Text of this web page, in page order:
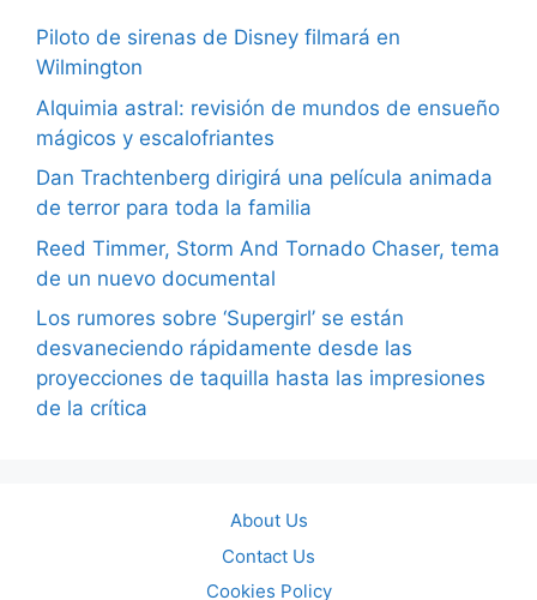
Piloto de sirenas de Disney filmará en
Wilmington
Alquimia astral: revisión de mundos de ensueño
mágicos y escalofriantes
Dan Trachtenberg dirigirá una película animada
de terror para toda la familia
Reed Timmer, Storm And Tornado Chaser, tema
de un nuevo documental
Los rumores sobre ‘Supergirl’ se están
desvaneciendo rápidamente desde las
proyecciones de taquilla hasta las impresiones
de la crítica
About Us
Contact Us
Cookies Policy